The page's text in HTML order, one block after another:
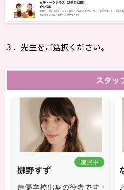
３．先生をご選択ください。